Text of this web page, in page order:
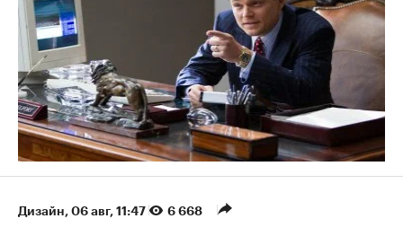
Дизайн⁠, 06 авг, 11:47 6 668